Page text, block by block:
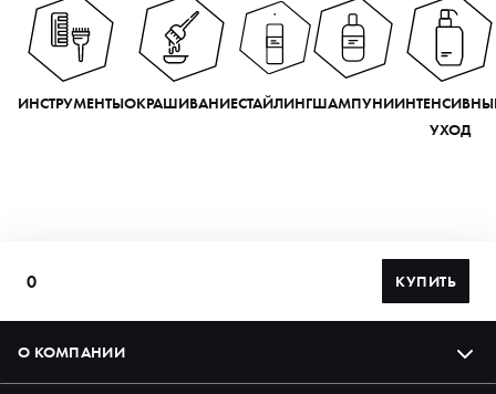
ИНСТРУМЕНТЫОКРАШИВАНИЕСТАЙЛИНГШАМПУНИ
УХОД
0 КУПИТЬ
О КОМПАНИИ